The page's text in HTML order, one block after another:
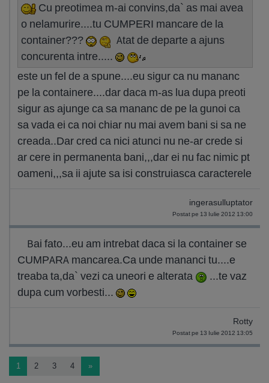
Cu preotimea m-ai convins,da` as mai avea
o nelamurire....tu CUMPERI mancare de la
container???
Atat de departe a ajuns
concurenta intre.....
este un fel de a spune....eu sigur ca nu mananc
pe la containere....dar daca m-as lua dupa preoti
sigur as ajunge ca sa mananc de pe la gunoi ca
sa vada ei ca noi chiar nu mai avem bani si sa ne
creada..Dar cred ca nici atunci nu ne-ar crede si
ar cere in permanenta bani,,,dar ei nu fac nimic pt
oameni,,,sa ii ajute sa isi construiasca caracterele
ingerasulluptator
Postat pe 13 Iulie 2012 13:00
Bai fato...eu am intrebat daca si la container se
CUMPARA mancarea.Ca unde mananci tu....e
treaba ta,da` vezi ca uneori e alterata
...te vaz
dupa cum vorbesti...
Rotty
Postat pe 13 Iulie 2012 13:05
1 2 3 4 »